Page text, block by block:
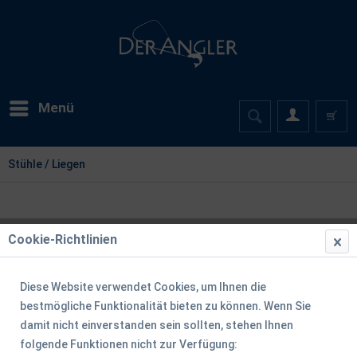
Menü
Stühle / Liegen
Cookie-Richtlinien
Diese Website verwendet Cookies, um Ihnen die
bestmögliche Funktionalität bieten zu können. Wenn Sie
damit nicht einverstanden sein sollten, stehen Ihnen
folgende Funktionen nicht zur Verfügung: